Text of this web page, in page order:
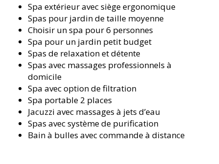
Spa extérieur avec siège ergonomique
Spas pour jardin de taille moyenne
Choisir un spa pour 6 personnes
Spa pour un jardin petit budget
Spas de relaxation et détente
Spas avec massages professionnels à
domicile
Spa avec option de filtration
Spa portable 2 places
Jacuzzi avec massages à jets d’eau
Spas avec système de purification
Bain à bulles avec commande à distance